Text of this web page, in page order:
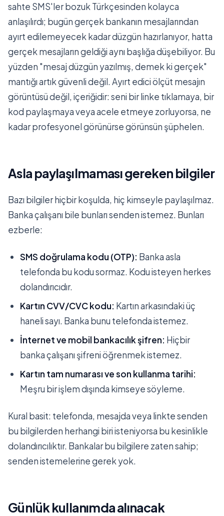
sahte SMS'ler bozuk Türkçesinden kolayca
anlaşılırdı; bugün gerçek bankanın mesajlarından
ayırt edilemeyecek kadar düzgün hazırlanıyor, hatta
gerçek mesajların geldiği aynı başlığa düşebiliyor. Bu
yüzden "mesaj düzgün yazılmış, demek ki gerçek"
mantığı artık güvenli değil. Ayırt edici ölçüt mesajın
görüntüsü değil, içeriğidir: seni bir linke tıklamaya, bir
kod paylaşmaya veya acele etmeye zorluyorsa, ne
kadar profesyonel görünürse görünsün şüphelen.
Asla paylaşılmaması gereken bilgiler
Bazı bilgiler hiçbir koşulda, hiç kimseyle paylaşılmaz.
Banka çalışanı bile bunları senden istemez. Bunları
ezberle:
SMS doğrulama kodu (OTP): Banka asla
telefonda bu kodu sormaz. Kodu isteyen herkes
dolandırıcıdır.
Kartın CVV/CVC kodu: Kartın arkasındaki üç
haneli sayı. Banka bunu telefonda istemez.
İnternet ve mobil bankacılık şifren: Hiçbir
banka çalışanı şifreni öğrenmek istemez.
Kartın tam numarası ve son kullanma tarihi:
Meşru bir işlem dışında kimseye söyleme.
Kural basit: telefonda, mesajda veya linkte senden
bu bilgilerden herhangi biri isteniyorsa bu kesinlikle
dolandırıcılıktır. Bankalar bu bilgilere zaten sahip;
senden istemelerine gerek yok.
Günlük kullanımda alınacak